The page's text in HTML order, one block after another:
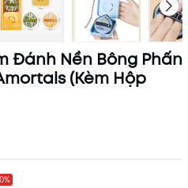
Đánh Nền Bông Phấn
(Kèm Hộp